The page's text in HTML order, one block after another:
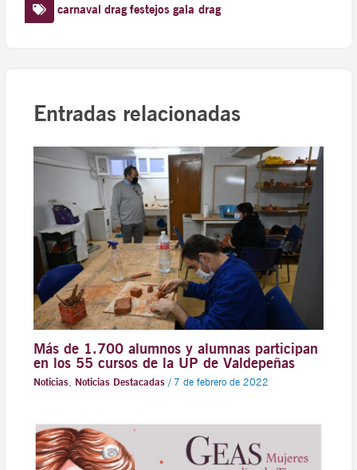
carnaval drag festejos gala drag
Entradas relacionadas
Más de 1.700 alumnos y alumnas participan
en los 55 cursos de la UP de Valdepeñas
Noticias, Noticias Destacadas/ 7 de febrero de 2022